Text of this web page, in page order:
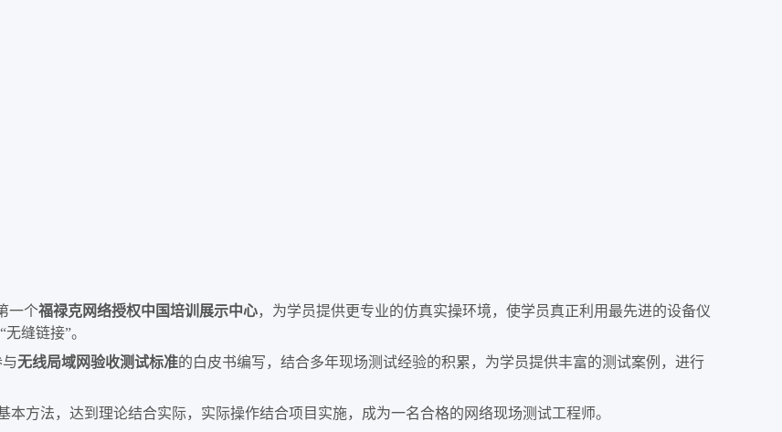
一个福禄克网络授权中国培训展示中心，为学员提供更专业的仿真实操环境，使学员真正利用最先进的设备仪
“无缝链接”。
无线局域网验收测试标准的白皮书编写，结合多年现场测试经验的积累，为学员提供丰富的测试案例，进行
方法，达到理论结合实际，实际操作结合项目实施，成为一名合格的网络现场测试工程师。